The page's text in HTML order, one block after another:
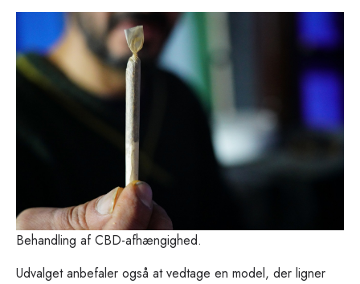
Behandling af CBD-afhængighed.
Udvalget anbefaler også at vedtage en model, der ligner